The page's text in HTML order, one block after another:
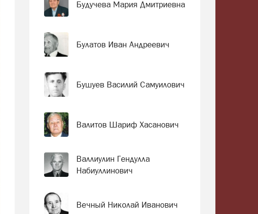
Будучева Мария Дмитриевна
Булатов Иван Андреевич
Бушуев Василий Самуилович
Валитов Шариф Хасанович
Валлиулин Гендулла
Набиуллинович
Вечный Николай Иванович